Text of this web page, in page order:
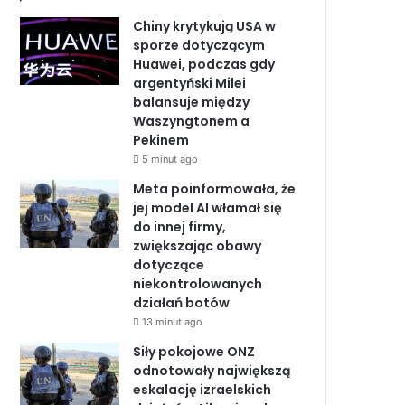
o
o
d
n
b
e
Chiny krytykują USA w
sporze dotyczącym
Huawei, podczas gdy
argentyński Milei
balansuje między
Waszyngtonem a
Pekinem
5 minut ago
Meta poinformowała, że
jej model AI włamał się
do innej firmy,
zwiększając obawy
dotyczące
niekontrolowanych
działań botów
13 minut ago
Siły pokojowe ONZ
odnotowały największą
eskalację izraelskich